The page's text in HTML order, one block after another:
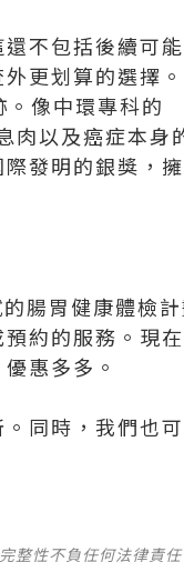
不包括後續可
更划算的選擇
像中環專科的
肉以及癌症本身
發明的銀獎，
腸胃健康體檢計
約的服務。現
惠多多。
同時，我們也
整性不負任何法律責任